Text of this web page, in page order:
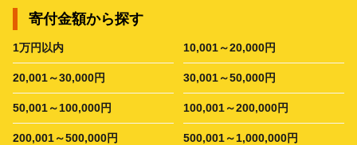
寄付金額から探す
1万円以内 10,001～20,000円
20,001～30,000円 30,001～50,000円
50,001～100,000円 100,001～200,000円
200,001～500,000円 500,001～1,000,000円